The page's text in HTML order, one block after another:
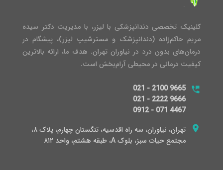
کلینیک تخصصی دندانپزشکی با لیزر، با مدیریت دکتر سیده
مریم حاکم‌زاده (دندانپزشک و مسترشیپ لیزر)، پیشگام در
درمان‌های بدون درد در نیاوران تهران. هدف ما، ارائه بالاترین
کیفیت درمانی در محیطی آرام‌بخش است.
021 - 2100 9665
021 - 2222 9666
0912 - 071 4467
تهران، نیاوران، سه راه اقدسیه، تنگستان چهارم، پلاک ۸،
مجتمع حیات سبز، بلوک A، طبقه هشتم، واحد ۸۱۲